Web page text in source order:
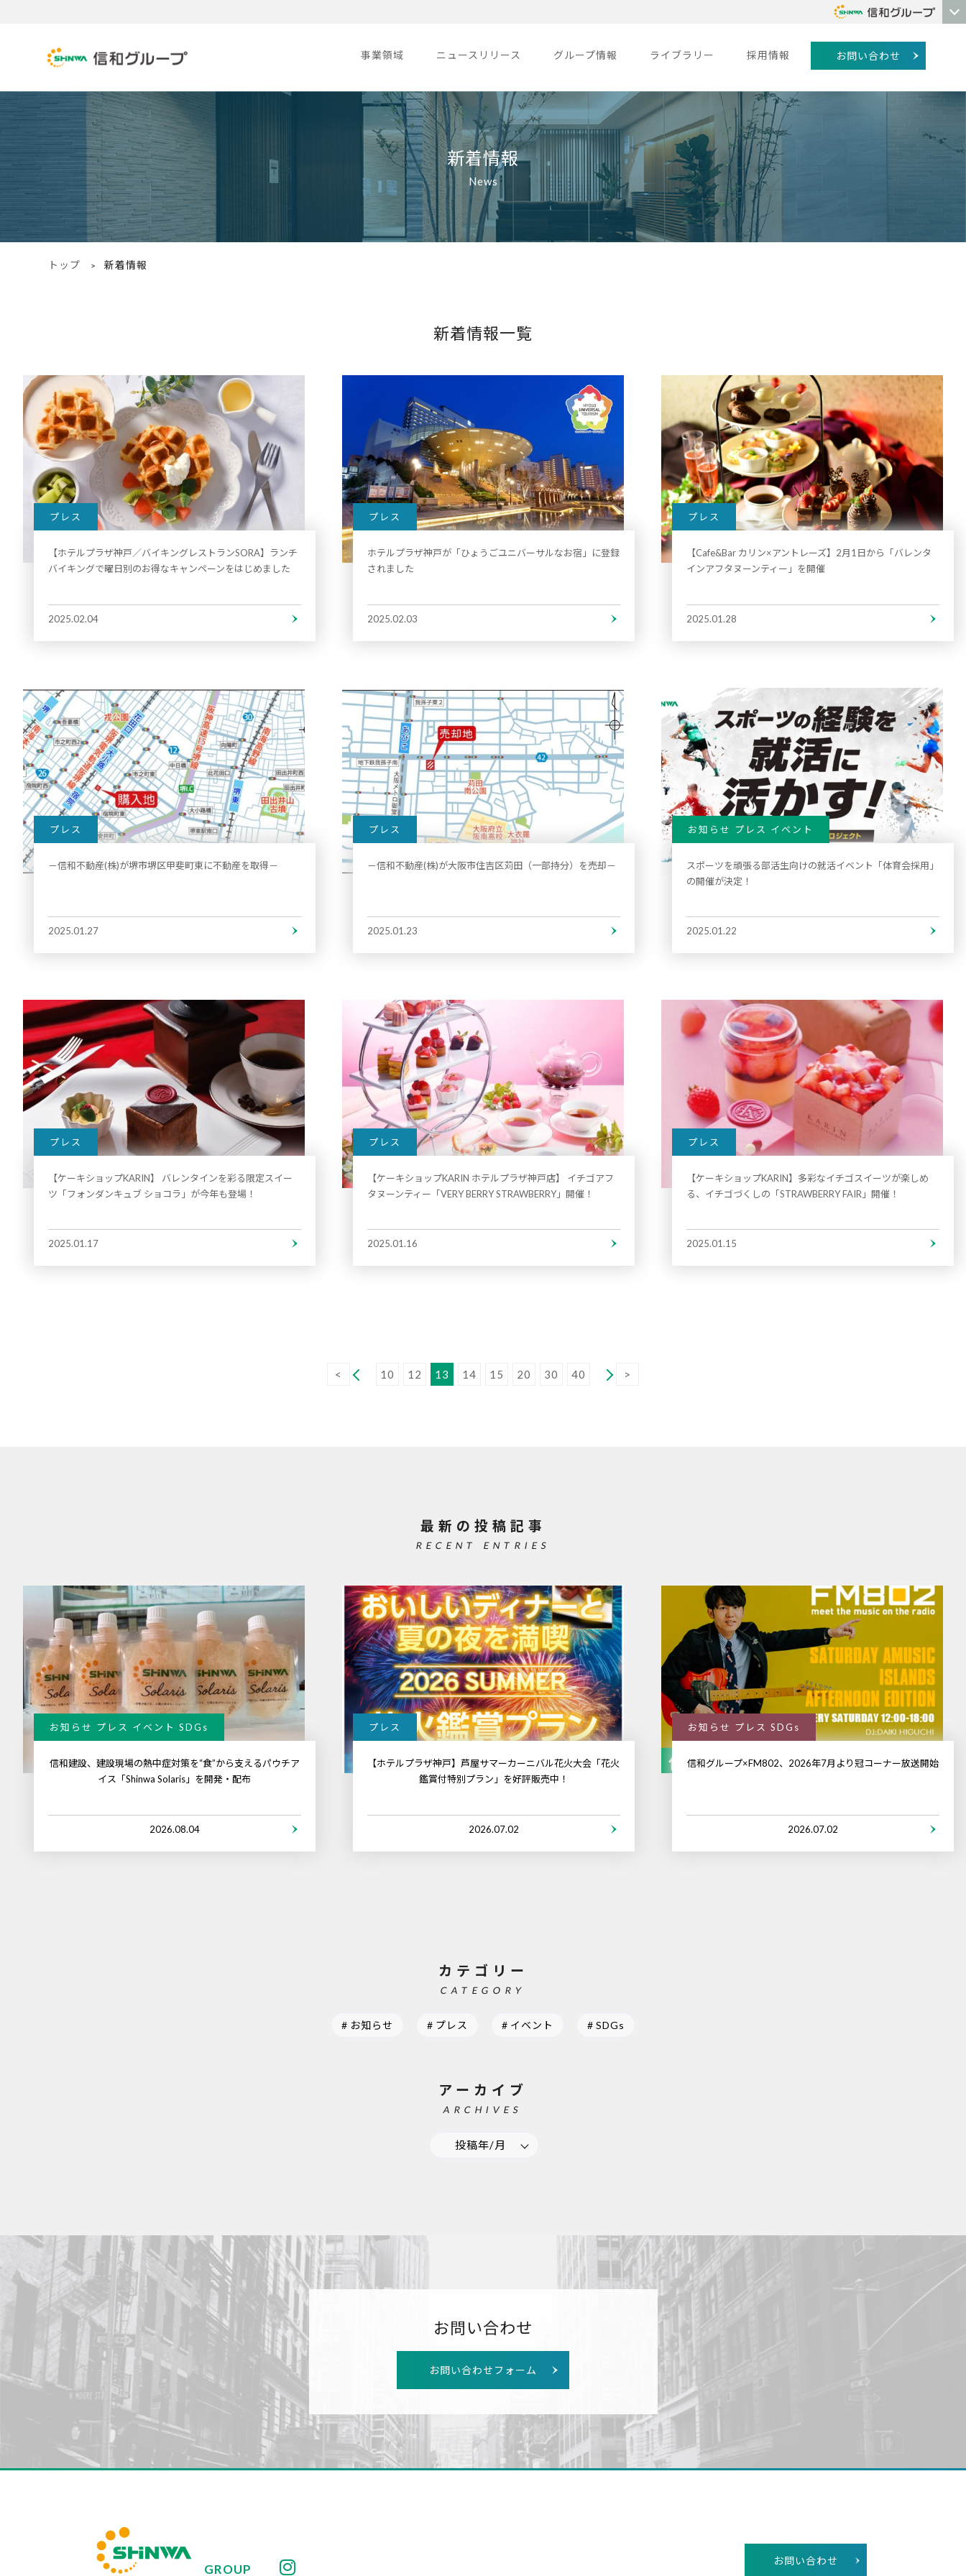
事業領域 ニュースリリース グループ情報 ライブラリー 採用情報 お問い合わせ
新着情報
News
トップ 新着情報
新着情報一覧
プレス
【ホテルプラザ神戸／バイキングレストランSORA】ランチ
バイキングで曜日別のお得なキャンペーンをはじめました
2025.02.04
プレス
ホテルプラザ神戸が「ひょうごユニバーサルなお宿」に登録
されました
2025.02.03
プレス
【Cafe&Bar カリン×アントレーズ】2月1日から「バレンタ
インアフタヌーンティー」を開催
2025.01.28
プレス
－信和不動産(株)が堺市堺区甲斐町東に不動産を取得－
2025.01.27
プレス
－信和不動産(株)が大阪市住吉区苅田（一部持分）を売却－
2025.01.23
お知らせ プレス イベント
スポーツを頑張る部活生向けの就活イベント「体育会採用」
の開催が決定！
2025.01.22
プレス
【ケーキショップKARIN】 バレンタインを彩る限定スイー
ツ「フォンダンキュブ ショコラ」が今年も登場！
2025.01.17
プレス
【ケーキショップKARIN ホテルプラザ神戸店】 イチゴアフ
タヌーンティー「VERY BERRY STRAWBERRY」開催！
2025.01.16
プレス
【ケーキショップKARIN】多彩なイチゴスイーツが楽しめ
る、イチゴづくしの「STRAWBERRY FAIR」開催！
2025.01.15
< 10 12 13 14 15 20 30 40 >
最新の投稿記事
RECENT ENTRIES
お知らせ プレス イベント SDGs
信和建設、建設現場の熱中症対策を“食”から支えるパウチア
イス「Shinwa Solaris」を開発・配布
2026.08.04
プレス
【ホテルプラザ神戸】芦屋サマーカーニバル花火大会「花火
鑑賞付特別プラン」を好評販売中！
2026.07.02
お知らせ プレス SDGs
信和グループ×FM802、2026年7月より冠コーナー放送開始
2026.07.02
カテゴリー
CATEGORY
お知らせ プレス イベント SDGs
アーカイブ
ARCHIVES
投稿年/月
お問い合わせ
お問い合わせフォーム
GROUP
お問い合わせ